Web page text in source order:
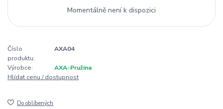
Momentálně není k dispozici
Číslo
produktu:
AXA04
Výrobce:
AXA-Pružina
Hlídat cenu / dostupnost
Do oblíbených